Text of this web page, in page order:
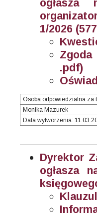
1/2026
Zgoda
.pdf)
Osoba odpowiedzialna za
Monika Mazurek
Data wytworzenia:
Dyrektor
ogłasza